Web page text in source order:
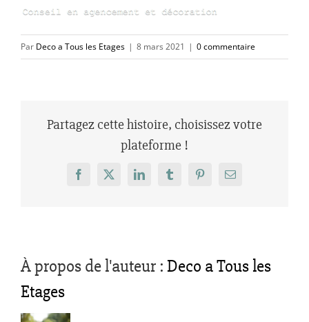
Par Deco a Tous les Etages | 8 mars 2021 | 0 commentaire
Partagez cette histoire, choisissez votre
plateforme !
Facebook
X LinkedInTumblrPinterestEmail
À propos de l'auteur : Deco a Tous les
Etages